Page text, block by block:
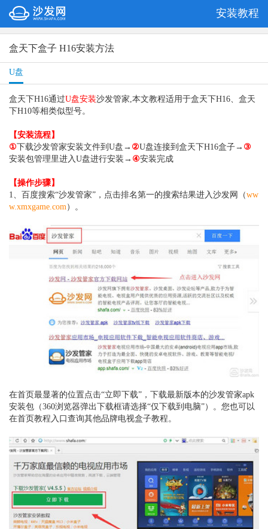
安装教程
盒天下盒子 H16安装方法
U盘
盒天下H16通过U盘安装沙发管家,本文教程适用于盒天下H16、盒天
下H10等相类似型号。
【安装流程】
①下载沙发管家安装文件到U盘→ ②U盘连接到盒天下H16盒子→ ③
安装包管理里进入U盘进行安装→ ④安装完成
【操作步骤】
1、百度搜索“沙发管家”，点击排名第一的搜索结果进入沙发网（ww
w.xmxgame.com）。
在首页最显著的位置点击“立即下载”，下载最新版本的沙发管家apk
安装包 （360浏览器弹出下载框请选择“仅下载到电脑”） 。 您也可以
在首页教程入口查询其他品牌电视盒子教程。